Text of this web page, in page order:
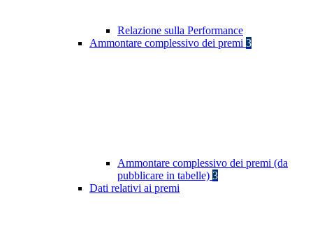
Relazione sulla Performance
Ammontare complessivo dei premi 3
Ammontare complessivo dei premi (da
pubblicare in tabelle) 3
Dati relativi ai premi